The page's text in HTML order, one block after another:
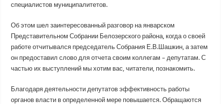
специалистов муниципалитетов.
Об этом шел заинтересованный разговор на январском
Представительном Собрании Белозерского района, когда о своей
работе отчитывался председатель Собрания Е.В.Шашкин, а затем
он предоставил слово для отчета своим коллегам – депутатам. С
частью их выступлений мы хотим вас, читатели, познакомить.
Благодаря деятельности депутатов эффективность работы
органов власти в определенной мере повышается. Обращаются